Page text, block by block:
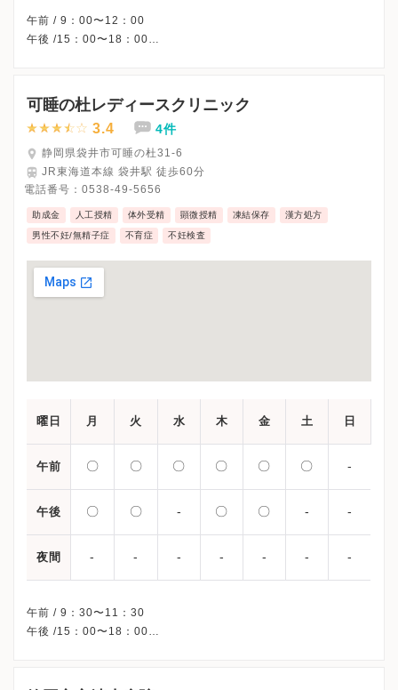
午前 / 9：00〜12：00
午後 /15：00〜18：00
※詳細はクリニックHPを確認、または直接お問い合わせくださ
可睡の杜レディースクリニック
3.4 4件
静岡県袋井市可睡の杜31-6
JR東海道本線 袋井駅 徒歩60分
電話番号： 0538-49-5656
助成金 人工授精 体外受精 顕微授精 凍結保存 漢方処方
男性不妊/無精子症 不育症 不妊検査
曜日 月 火 水 木 金 土 日
午前 〇 〇 〇 〇 〇 〇 -
午後 〇 〇 - 〇 〇 - -
夜間 - - - - - - -
午前 / 9：30〜11：30
午後 /15：00〜18：00